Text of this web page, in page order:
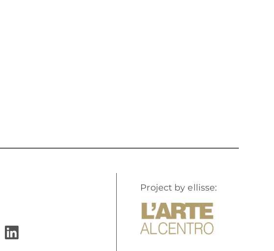
Project by ellisse: